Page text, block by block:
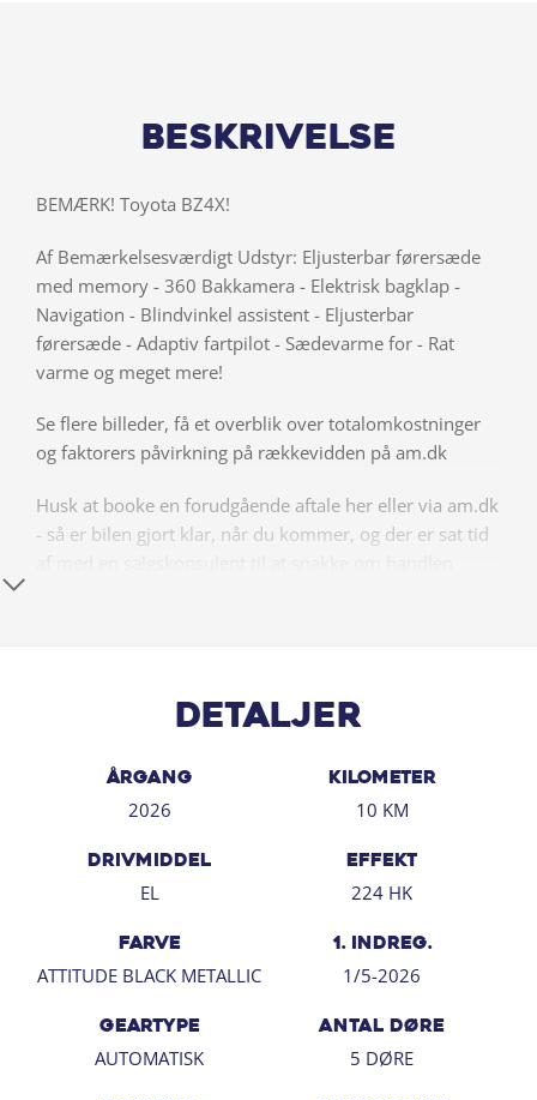
Beskrivelse
BEMÆRK! Toyota BZ4X!
Af Bemærkelsesværdigt Udstyr: Eljusterbar førersæde
med memory - 360 Bakkamera - Elektrisk bagklap -
Navigation - Blindvinkel assistent - Eljusterbar
førersæde - Adaptiv fartpilot - Sædevarme for - Rat
varme og meget mere!
Se flere billeder, få et overblik over totalomkostninger
og faktorers påvirkning på rækkevidden på am.dk
Husk at booke en forudgående aftale her eller via am.dk
- så er bilen gjort klar, når du kommer, og der er sat tid
tager naturligvis også gerne din nuværende bil i bytte,
hvis du har behov for at få afsat den.
Vi ses i Søborg
Detaljer
ÅRGANG
2026
KILOMETER
10 KM
DRIVMIDDEL
EL
EFFEKT
224 HK
FARVE
ATTITUDE BLACK METALLIC
1. INDREG.
1/5-2026
GEARTYPE
AUTOMATISK
ANTAL DØRE
5 DØRE